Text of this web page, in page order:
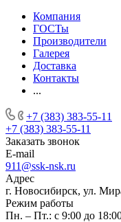
Компания
ГОСТы
Производители
Галерея
Доставка
Контакты
...
+7 (383) 383-55-11
+7 (383) 383-55-11
Заказать звонок
E-mail
911@ssk-nsk.ru
Адрес
г. Новосибирск, ул.
Режим работы
Пн. – Пт.: с 9:00 до